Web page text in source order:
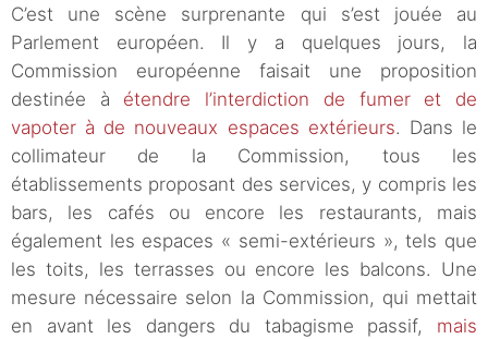
C’est une scène surprenante qui s’est jouée au
Parlement européen. Il y a quelques jours, la
Commission européenne faisait une proposition
destinée à étendre l’interdiction de fumer et de
vapoter à de nouveaux espaces extérieurs. Dans le
collimateur de la Commission, tous les
établissements proposant des services, y compris les
bars, les cafés ou encore les restaurants, mais
également les espaces « semi-extérieurs », tels que
les toits, les terrasses ou encore les balcons. Une
mesure nécessaire selon la Commission, qui mettait
en avant les dangers du tabagisme passif, mais